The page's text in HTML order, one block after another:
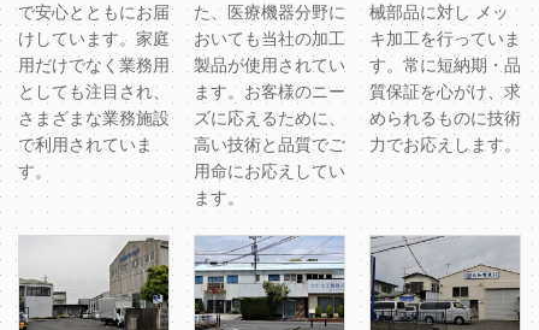
で安心とともにお届
けしています。家庭
用だけでなく業務用
としても注目され、
さまざまな業務施設
で利用されていま
す。
た、医療機器分野に
おいても当社の加工
製品が使用されてい
ます。お客様のニー
ズに応えるために、
高い技術と品質でご
用命にお応えしてい
ます。
械部品に対し メッ
キ加工を行っていま
す。常に短納期・品
質保証を心がけ、求
められるものに技術
力でお応えします。